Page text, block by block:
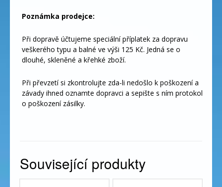
Poznámka prodejce:
Při dopravě účtujeme speciální příplatek za dopravu
veškerého typu a balné ve výši 125 Kč. Jedná se o
dlouhé, skleněné a křehké zboží.
Při převzetí si zkontrolujte zda-li nedošlo k poškození a
závady ihned oznamte dopravci a sepište s ním protokol
o poškození zásilky.
Související produkty